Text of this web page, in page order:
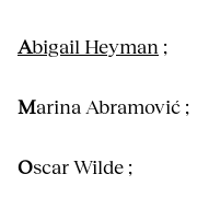
Abigail Heyman ;
Marina Abramović ;
Oscar Wilde ;